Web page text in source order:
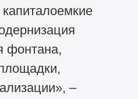
фонтана,
–